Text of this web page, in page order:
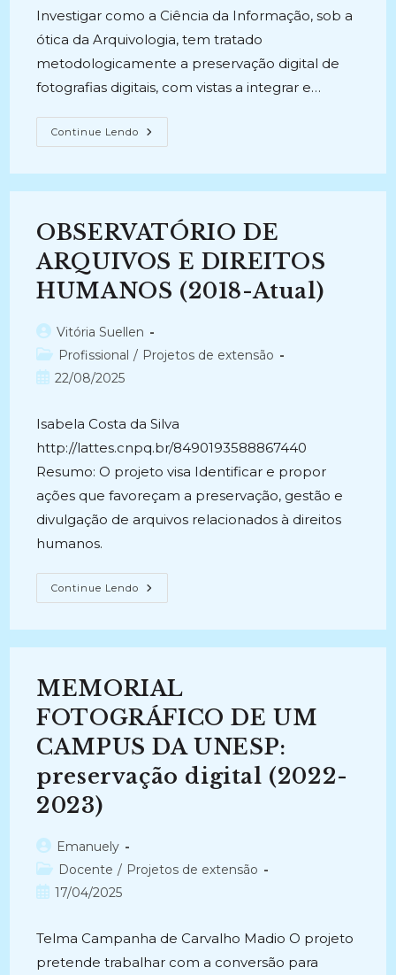
Investigar como a Ciência da Informação, sob a
ótica da Arquivologia, tem tratado
metodologicamente a preservação digital de
fotografias digitais, com vistas a integrar e…
Continue Lendo PRESERVAÇÃO
DIGITAL
Estado
Arte (2025
–
Atual)
OBSERVATÓRIO DE
ARQUIVOS E DIREITOS
HUMANOS (2018-Atual)
Autor
do
post:
Vitória Suellen
Categoria
do
Profissional / Projetos de extensão
Post22/08/2025
Isabela Costa da Silva
http://lattes.cnpq.br/8490193588867440
Resumo: O projeto visa Identificar e propor
ações que favoreçam a preservação, gestão e
divulgação de arquivos relacionados à direitos
humanos.
Continue Lendo OBSERVATÓRIO
DE
HUMANOS
MEMORIAL
FOTOGRÁFICO DE UM
CAMPUS DA UNESP:
preservação digital (2022-
2023)
Autor
do
post:
Emanuely
Categoria
do
Docente / Projetos de extensão
Post17/04/2025
Telma Campanha de Carvalho Madio O projeto
pretende trabalhar com a conversão para